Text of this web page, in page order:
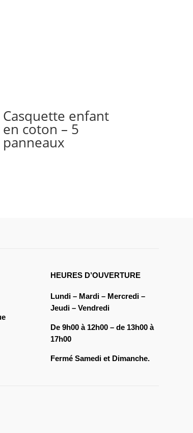
Casquette enfant
en coton – 5
panneaux
HEURES D’OUVERTURE
Lundi – Mardi – Mercredi –
Jeudi – Vendredi
De 9h00 à 12h00 – de 13h00 à
17h00
Fermé Samedi et Dimanche.